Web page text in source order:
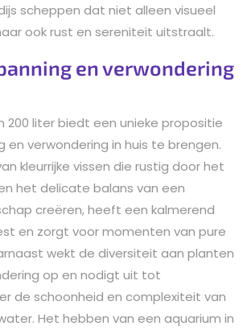
scheppen dat niet alleen visueel
ook rust en sereniteit uitstraalt.
en verwondering
200 liter biedt een unieke propositie
en verwondering in huis te brengen.
kleurrijke vissen die rustig door het
het delicate balans van een
creëren, heeft een kalmerend
en zorgt voor momenten van pure
wekt de diversiteit aan planten
op en nodigt uit tot
de schoonheid en complexiteit van
Het hebben van een aquarium in